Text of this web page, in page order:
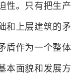
性。只有把生产
和上层建筑的矛
盾作为一个整体
本面貌和发展方